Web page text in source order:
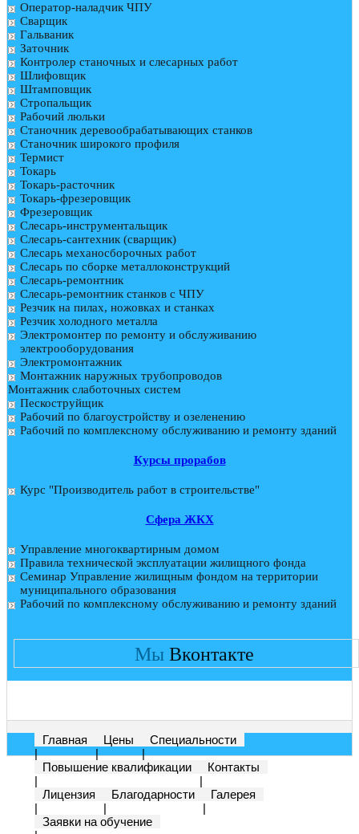
Оператор-наладчик ЧПУ
Сварщик
Гальваник
Заточник
Контролер станочных и слесарных работ
Шлифовщик
Штамповщик
Стропальщик
Рабочий люльки
Станочник деревообрабатывающих станков
Станочник широкого профиля
Термист
Токарь
Токарь-расточник
Токарь-фрезеровщик
Фрезеровщик
Слесарь-инструментальщик
Слесарь-сантехник (сварщик)
Слесарь механосборочных работ
Слесарь по сборке металлоконструкций
Слесарь-ремонтник
Слесарь-ремонтник станков с ЧПУ
Резчик на пилах, ножовках и станках
Резчик холодного металла
Электромонтер по ремонту и обслуживанию
электрооборудования
Электромонтажник
Монтажник наружных трубопроводов
Монтажник слаботочных систем
Пескоструйщик
Рабочий по благоустройству и озеленению
Рабочий по комплексному обслуживанию и ремонту зданий
Курсы прорабов
Курс "Производитель работ в строительстве"
Cфера ЖКХ
Управление многоквартирным домом
Правила технической эксплуатации жилищного фонда
Семинар Управление жилищным фондом на территории
муниципального образования
Рабочий по комплексному обслуживанию и ремонту зданий
МыВконтакте
Главная
|
Цены
|
Специальности
|
Повышение квалификации
|
Контакты
|
Лицензия
|
Благодарности
|
Галерея
|
Заявки на обучение